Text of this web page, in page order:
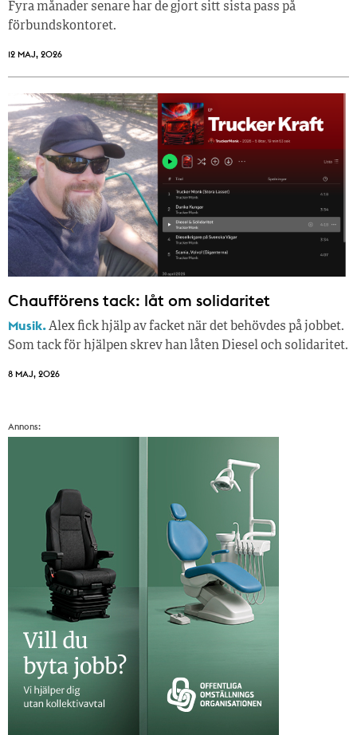
Fyra månader senare har de gjort sitt sista pass på
förbundskontoret.
12 MAJ, 2026
Chaufförens tack: låt om solidaritet
Musik.Alex fick hjälp av facket när det behövdes på jobbet.
Som tack för hjälpen skrev han låten Diesel och solidaritet.
8 MAJ, 2026
Annons: